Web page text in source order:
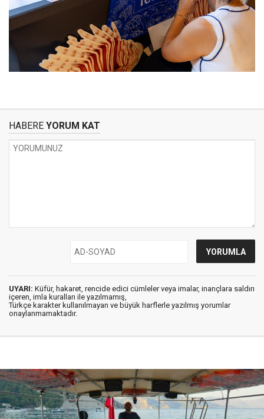
HABERE YORUM KAT
UYARI: Küfür, hakaret, rencide edici cümleler veya imalar, inançlara saldırı
içeren, imla kuralları ile yazılmamış,
Türkçe karakter kullanılmayan ve büyük harflerle yazılmış yorumlar
onaylanmamaktadır.